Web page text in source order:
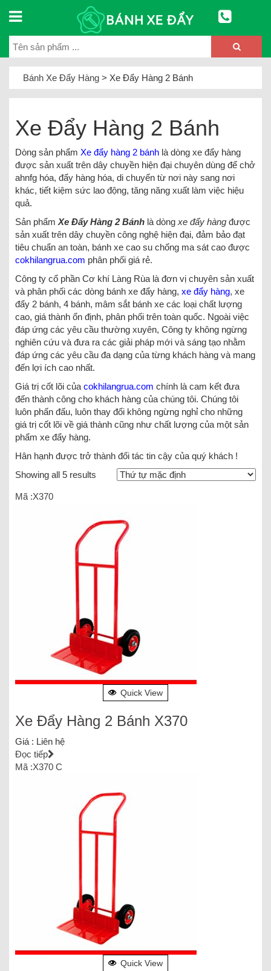
Bánh Xe Đẩy Hàng > Xe Đẩy Hàng 2 Bánh
Xe Đẩy Hàng 2 Bánh
Dòng sản phẩm Xe đẩy hàng 2 bánh là dòng xe đẩy hàng
được sản xuất trên dây chuyền hiện đại chuyên dùng để chở
ahnfg hóa, đẩy hàng hóa, di chuyển từ nơi này sang nơi
khác, tiết kiệm sức lao động, tăng năng xuất làm việc hiệu
quả.
Sản phẩm Xe Đẩy Hàng 2 Bánh là dòng xe đẩy hàng được
sản xuất trên dây chuyền công nghệ hiện đại, đảm bảo đạt
tiêu chuẩn an toàn, bánh xe cao su chống ma sát cao được
cokhilangrua.com phân phối giá rẻ.
Công ty cổ phần Cơ khí Làng Rùa là đơn vị chuyên sản xuất
và phân phối các dòng bánh xe đẩy hàng, xe đẩy hàng, xe
đẩy 2 bánh, 4 bánh, mâm sắt bánh xe các loại chất lượng
cao, giá thành ổn định, phân phối trên toàn quốc. Ngoài việc
đáp ứng các yêu cầu thường xuyên, Công ty không ngừng
nghiên cứu và đưa ra các giải pháp mới và sáng tạo nhằm
đáp ứng các yêu cầu đa dạng của từng khách hàng và mang
đến lợi ích cao nhất.
Giá trị cốt lõi của cokhilangrua.com chính là cam kết đưa
đến thành công cho khách hàng của chúng tôi. Chúng tôi
luôn phấn đấu, luôn thay đổi không ngừng nghỉ cho những
giá trị cốt lõi về giá thành cũng như chất lượng của một sản
phẩm xe đẩy hàng.
Hân hạnh được trở thành đối tác tin cậy của quý khách !
Showing all 5 results
Mã :X370
Quick View
Xe Đẩy Hàng 2 Bánh X370
Giá : Liên hệ
Đọc tiếp
Mã :X370 C
Quick View